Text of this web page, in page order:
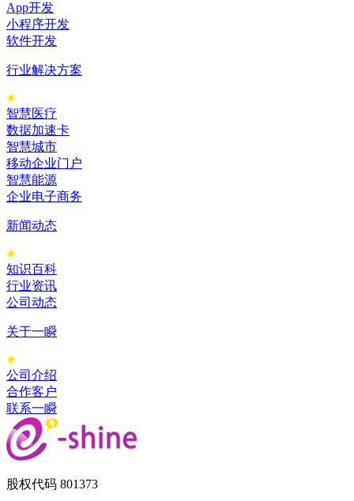
App开发
小程序开发
软件开发
行业解决方案
智慧医疗
数据加速卡
智慧城市
移动企业门户
智慧能源
企业电子商务
新闻动态
知识百科
行业资讯
公司动态
关于一瞬
公司介绍
合作客户
联系一瞬
股权代码 801373